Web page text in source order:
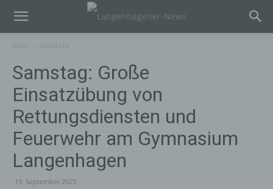
Samstag: Große
Einsatzübung von
Rettungsdiensten und
Feuerwehr am Gymnasium
Langenhagen
19. September 2025